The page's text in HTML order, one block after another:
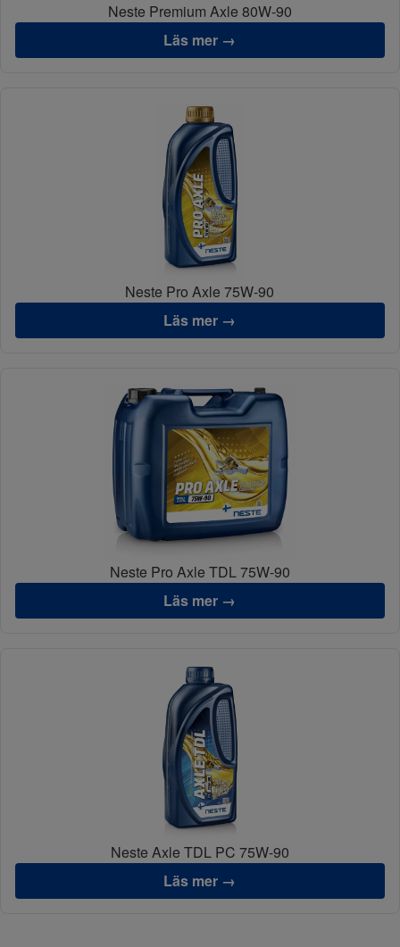
Neste Premium Axle 80W-90
Läs mer →
Neste Pro Axle 75W-90
Läs mer →
Neste Pro Axle TDL 75W-90
Läs mer →
Neste Axle TDL PC 75W-90
Läs mer →